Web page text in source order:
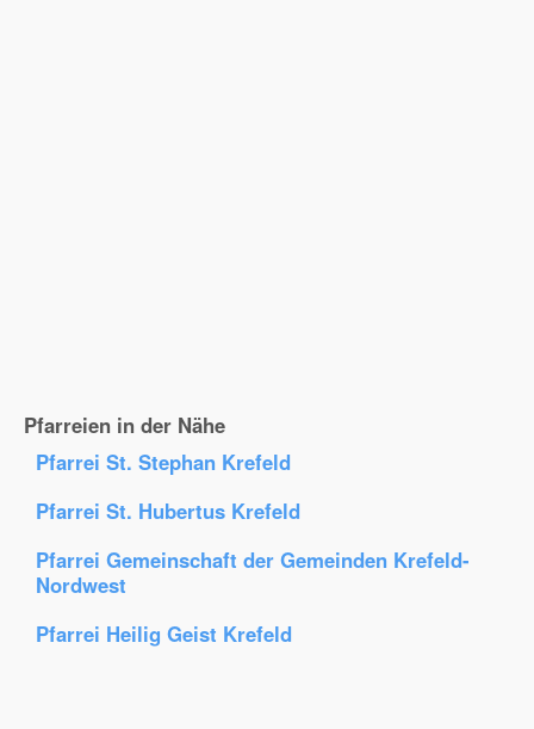
Pfarreien in der Nähe
Pfarrei St. Stephan Krefeld
Pfarrei St. Hubertus Krefeld
Pfarrei Gemeinschaft der Gemeinden Krefeld-
Nordwest
Pfarrei Heilig Geist Krefeld